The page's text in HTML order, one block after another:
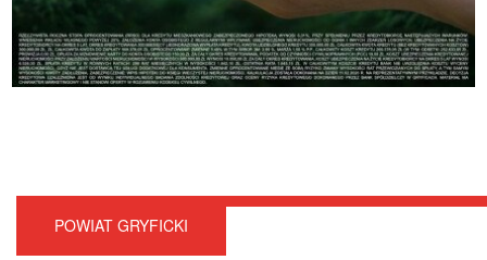
POWIAT GRYFICKI